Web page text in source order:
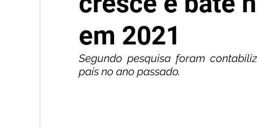
em 2021
Segundo pesquisa foram
país no ano passado.